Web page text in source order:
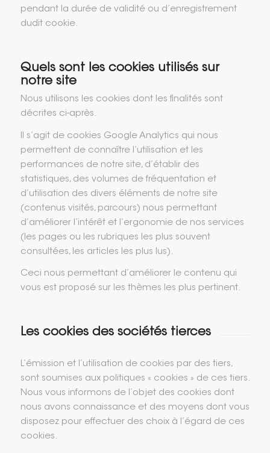
pendant la durée de validité ou d’enregistrement
dudit cookie.
Quels sont les cookies utilisés sur
notre site
Nous utilisons les cookies dont les finalités sont
décrites ci-après.
Il s’agit de cookies Google Analytics qui nous
permettent de connaître l’utilisation et les
performances de notre site, d’établir des
statistiques, des volumes de fréquentation et
d’utilisation des divers éléments de notre site
(contenus visités, parcours) nous permettant
d’améliorer l’intérêt et l’ergonomie de nos services
(les pages ou les rubriques les plus souvent
consultées, les articles les plus lus).
Ceci nous permettant d’améliorer le contenu qui
vous est proposé sur les thèmes les plus pertinent.
Les cookies des sociétés tierces
L’émission et l’utilisation de cookies par des tiers,
sont soumises aux politiques « cookies » de ces tiers.
Nous vous informons de l’objet des cookies dont
nous avons connaissance et des moyens dont vous
disposez pour effectuer des choix à l’égard de ces
cookies.